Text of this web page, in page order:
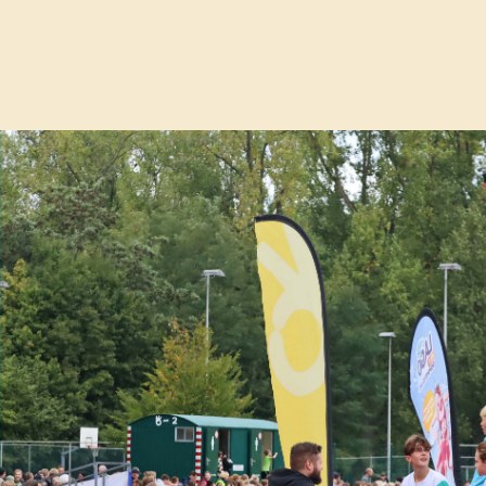
tijdens peltse loopdagen